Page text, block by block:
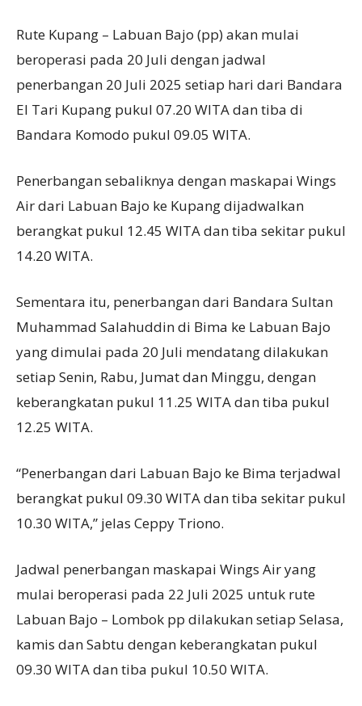
Rute Kupang – Labuan Bajo (pp) akan mulai
beroperasi pada 20 Juli dengan jadwal
penerbangan 20 Juli 2025 setiap hari dari Bandara
El Tari Kupang pukul 07.20 WITA dan tiba di
Bandara Komodo pukul 09.05 WITA.
Penerbangan sebaliknya dengan maskapai Wings
Air dari Labuan Bajo ke Kupang dijadwalkan
berangkat pukul 12.45 WITA dan tiba sekitar pukul
14.20 WITA.
Sementara itu, penerbangan dari Bandara Sultan
Muhammad Salahuddin di Bima ke Labuan Bajo
yang dimulai pada 20 Juli mendatang dilakukan
setiap Senin, Rabu, Jumat dan Minggu, dengan
keberangkatan pukul 11.25 WITA dan tiba pukul
12.25 WITA.
“Penerbangan dari Labuan Bajo ke Bima terjadwal
berangkat pukul 09.30 WITA dan tiba sekitar pukul
10.30 WITA,” jelas Ceppy Triono.
Jadwal penerbangan maskapai Wings Air yang
mulai beroperasi pada 22 Juli 2025 untuk rute
Labuan Bajo – Lombok pp dilakukan setiap Selasa,
kamis dan Sabtu dengan keberangkatan pukul
09.30 WITA dan tiba pukul 10.50 WITA.